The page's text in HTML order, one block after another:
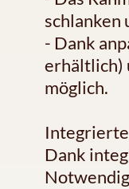
schlanken
- Dank
erhältlich)
möglich.
Dank